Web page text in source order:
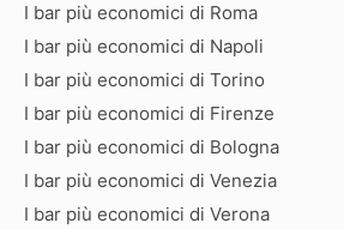
I bar più economici di Roma
I bar più economici di Napoli
I bar più economici di Torino
I bar più economici di Firenze
I bar più economici di Bologna
I bar più economici di Venezia
I bar più economici di Verona